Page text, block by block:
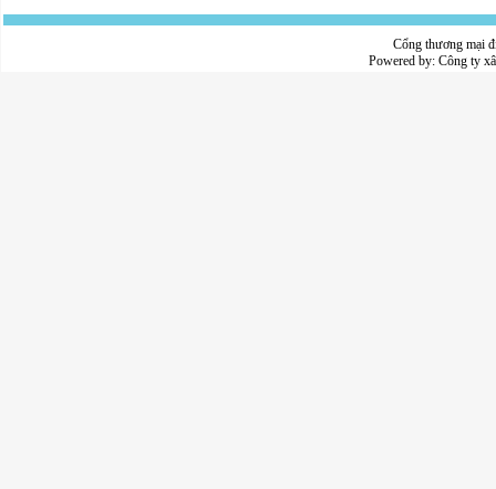
Cổng thương mại
Powered by: Công ty